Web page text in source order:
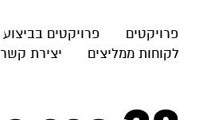
פרויקטים פרויקטים בביצוע
לקוחות ממליצים
יצירת קשר